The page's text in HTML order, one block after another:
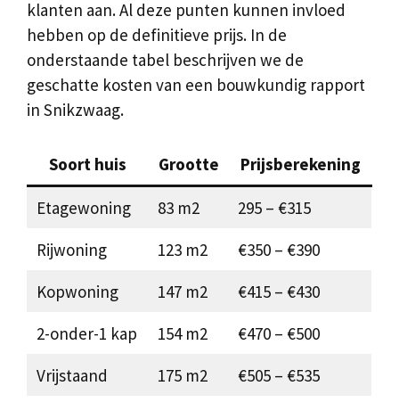
klanten aan. Al deze punten kunnen invloed
hebben op de definitieve prijs. In de
onderstaande tabel beschrijven we de
geschatte kosten van een bouwkundig rapport
in Snikzwaag.
Soort huis Grootte Prijsberekening
Etagewoning 83 m2
295 – €315
Rijwoning
123 m2
€350 – €390
Kopwoning
147 m2
€415 – €430
2-onder-1 kap
154 m2
€470 – €500
Vrijstaand
175 m2 €505 – €535